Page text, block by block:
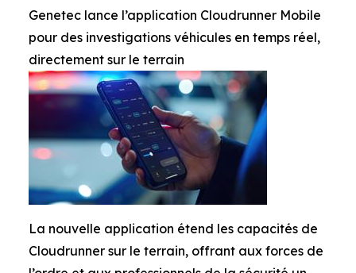
Genetec lance l’application Cloudrunner Mobile
pour des investigations véhicules en temps réel,
directement sur le terrain
La nouvelle application étend les capacités de
Cloudrunner sur le terrain, offrant aux forces de